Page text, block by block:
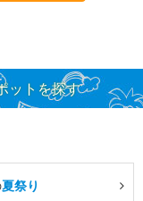
ットを探す
夏祭り